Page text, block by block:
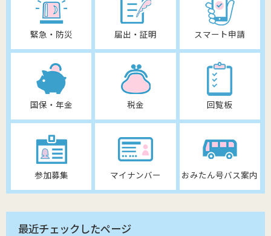
緊急・防災 届出・証明 スマート申請
国保・年金 税金 回覧板
参加募集 マイナンバー おみたん号バス案内
最近チェックしたページ